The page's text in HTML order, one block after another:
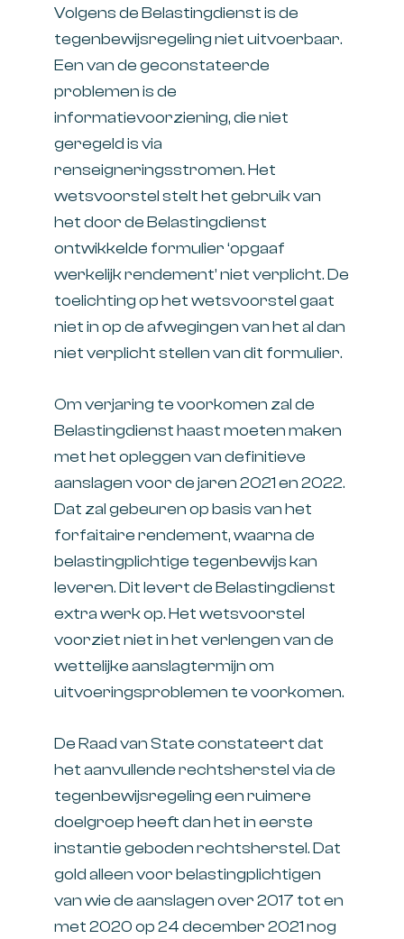
Volgens de Belastingdienst is de
tegenbewijsregeling niet uitvoerbaar.
Een van de geconstateerde
problemen is de
informatievoorziening, die niet
geregeld is via
renseigneringsstromen. Het
wetsvoorstel stelt het gebruik van
het door de Belastingdienst
ontwikkelde formulier ‘opgaaf
werkelijk rendement’ niet verplicht. De
toelichting op het wetsvoorstel gaat
niet in op de afwegingen van het al dan
niet verplicht stellen van dit formulier.
Om verjaring te voorkomen zal de
Belastingdienst haast moeten maken
met het opleggen van definitieve
aanslagen voor de jaren 2021 en 2022.
Dat zal gebeuren op basis van het
forfaitaire rendement, waarna de
belastingplichtige tegenbewijs kan
leveren. Dit levert de Belastingdienst
extra werk op. Het wetsvoorstel
voorziet niet in het verlengen van de
wettelijke aanslagtermijn om
uitvoeringsproblemen te voorkomen.
De Raad van State constateert dat
het aanvullende rechtsherstel via de
tegenbewijsregeling een ruimere
doelgroep heeft dan het in eerste
instantie geboden rechtsherstel. Dat
gold alleen voor belastingplichtigen
van wie de aanslagen over 2017 tot en
met 2020 op 24 december 2021 nog